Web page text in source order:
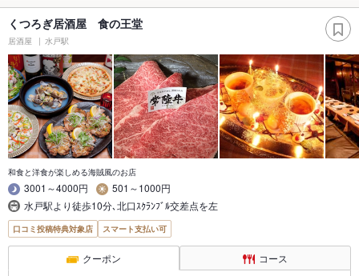
くつろぎ居酒屋 食の王堂
居酒屋 水戸駅
和食と洋食が楽しめる海賊風のお店
3001～4000円
501～1000円
水戸駅より徒歩10分､北口ｽｸﾗﾝﾌﾞﾙ交差点を左
口コミ投稿特典対象店 スマート支払い可
クーポン コース